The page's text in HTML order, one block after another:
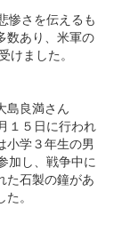
惨さを伝えるも
数あり、米軍の
ました。
島良満さん
１５日に行われ
小学３年生の男
加し、戦争中に
た石製の鐘があ
。